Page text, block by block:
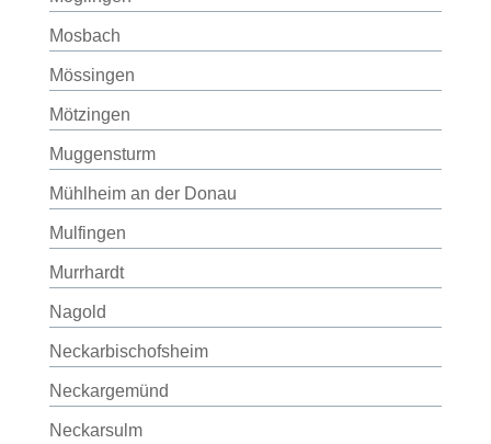
Mosbach
Mössingen
Mötzingen
Muggensturm
Mühlheim an der Donau
Mulfingen
Murrhardt
Nagold
Neckarbischofsheim
Neckargemünd
Neckarsulm